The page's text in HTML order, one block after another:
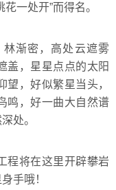
一处开”而得名。
渐密，高处云遮雾
盖，星星点点的太阳
，好似繁星当头，
鸣，好一曲大自然谱
处。
将在这里开辟攀岩
手哦！